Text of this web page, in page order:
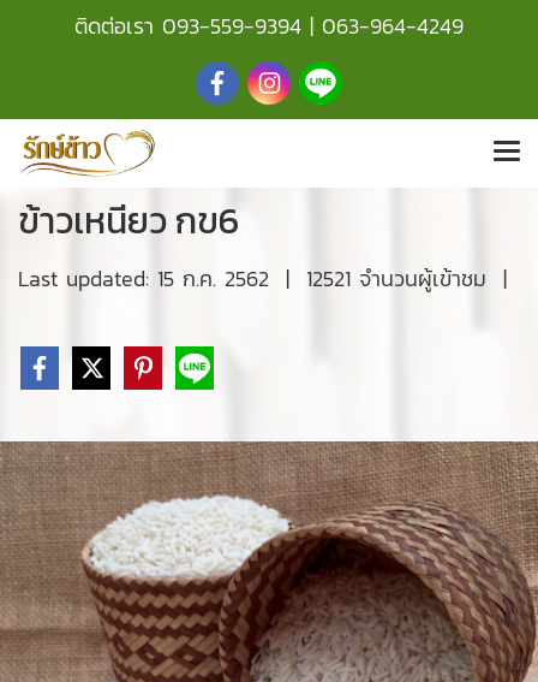
ติดต่อเรา 093-559-9394 | 063-964-4249
ข้าวเหนียว กข6
Last updated: 15 ก.ค. 2562 | 12521 จำนวนผู้เข้าชม |